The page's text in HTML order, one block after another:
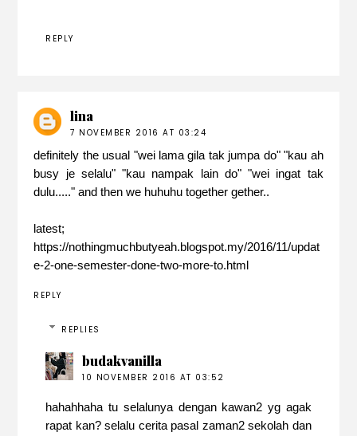
REPLY
lina
7 NOVEMBER 2016 AT 03:24
definitely the usual "wei lama gila tak jumpa do" "kau ah
busy je selalu" "kau nampak lain do" "wei ingat tak
dulu....." and then we huhuhu together gether..
latest;
https://nothingmuchbutyeah.blogspot.my/2016/11/updat
e-2-one-semester-done-two-more-to.html
REPLY
REPLIES
budakvanilla
10 NOVEMBER 2016 AT 03:52
hahahhaha tu selalunya dengan kawan2 yg agak
rapat kan? selalu cerita pasal zaman2 sekolah dan